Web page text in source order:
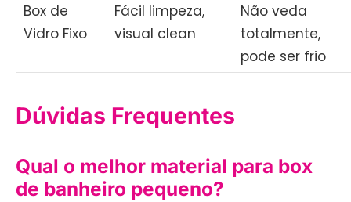
Box de
Vidro Fixo
Fácil limpeza,
visual clean
Não veda
totalmente,
pode ser frio
Dúvidas Frequentes
Qual o melhor material para box
de banheiro pequeno?